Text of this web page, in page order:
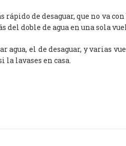
de desaguar, que no va
del doble de agua en una sola
el de desaguar, y varias
la lavases en casa.